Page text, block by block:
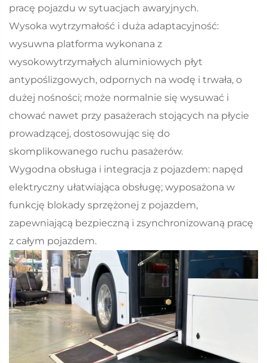
pracę pojazdu w sytuacjach awaryjnych.
Wysoka wytrzymałość i duża adaptacyjność:
wysuwna platforma wykonana z
wysokowytrzymałych aluminiowych płyt
antypoślizgowych, odpornych na wodę i trwała, o
dużej nośności; może normalnie się wysuwać i
chować nawet przy pasażerach stojących na płycie
prowadzącej, dostosowując się do
skomplikowanego ruchu pasażerów.
Wygodna obsługa i integracja z pojazdem: napęd
elektryczny ułatwiająca obsługę; wyposażona w
funkcję blokady sprzężonej z pojazdem,
zapewniającą bezpieczną i zsynchronizowaną pracę
z całym pojazdem.